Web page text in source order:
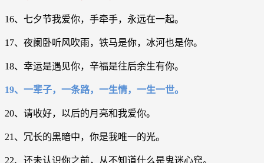
16、七夕节我爱你，手牵手，永远在一起。
17、夜阑卧听风吹雨，铁马是你，冰河也是你。
18、幸运是遇见你，辛福是往后余生有你。
19、一辈子，一条路，一生情，一生一世。
20、请收好，以后的月亮和我爱你。
21、冗长的黑暗中，你是我唯一的光。
22、还未认识你之前，从不知道什么是鬼迷心窍。